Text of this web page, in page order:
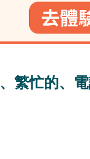
繁忙的、